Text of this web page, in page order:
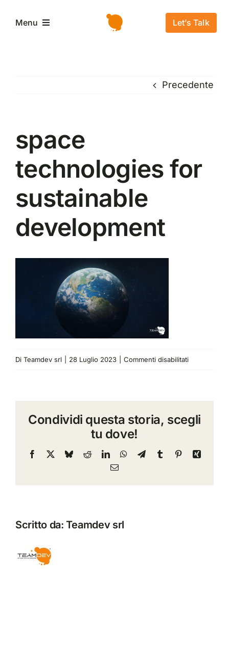
Menu
Settori
Storie di successo
News
Let’s Talk
Precedente
space
technologies for
sustainable
development
Di Teamdev srl 28 Luglio 2023 Commenti disabilitatisu
sustainable
Condividi questa storia, scegli
tu dove!
Facebook BlueskyRedditLinkedInWhatsApp
TelegramTumblr PinterestXing
Email
Scritto da:Teamdev srl